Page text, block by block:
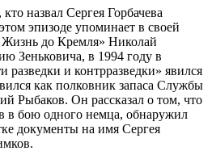
назвал Сергея Горбачева
эпизоде упоминает в своей
до Кремля» Николай
Зеньковича, в 1994 году в
разведки и контрразведки» явился
как полковник запаса Службы
Рыбаков. Он рассказал о том, что
в бою одного немца, обнаружил
документы на имя Сергея